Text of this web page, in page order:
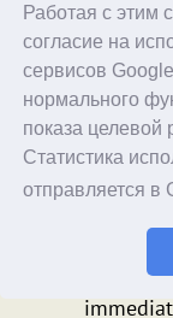
Работая с этим
согласие на
сервисов
нормального
показа целевой
Статистика
отправляется в
Очень
если
Нет, не
Bottle-